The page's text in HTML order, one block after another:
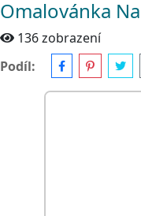
Omalovánka
136 zobrazení
Podíl: